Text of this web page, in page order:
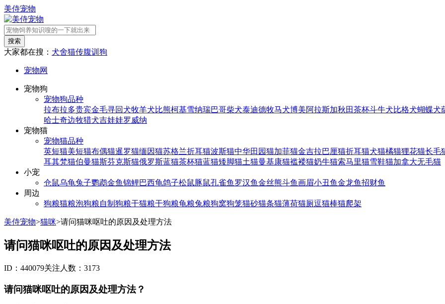
美侍宠物
搜索
大家都在搜： 犬舍猫传腹训狗
宠物网
宠物狗
宠物狗品种
拉布拉多贵宾金毛寻回犬牧羊犬比熊柯基雪纳瑞巴哥柴犬泰迪德牧马犬博美阿拉斯加秋田茶杯斗牛犬比格犬蝴蝶犬
哈士奇边牧猎犬吉娃娃罗威纳
宠物猫
宠物猫品种
英短猫美短猫布偶猫暹罗猫缅因猫苏格兰折耳猫波斯猫中华田园猫加菲猫金吉拉巴厘猫折耳猫犬猫橘猫狸花猫长毛
耳其梵猫伯曼猫斯芬克斯猫俄罗斯蓝猫茶杯猫蓝猫矮脚猫土猫曼基康猫褴褛猫奶牛猫索马里猫雪鞋猫加拿大无毛猫
小宠
仓鼠乌龟兔子鹦鹉金鱼锦鲤巴西龟鸽子松鼠豚鼠孔雀鱼 罗汉鱼金丝熊斗鱼画眉小丑鱼金龙鱼招财鱼
周边
狗粮猫粮泡狗粮自制狗粮干猫粮干狗粮龟粮兔粮狗窝狗笼猫砂猫条猫薄荷猫厕逗猫棒猫爬架
美侍宠物>猫咪>请问猫咪呕吐的原因及处理方法
请问猫咪呕吐的原因及处理方法
ID：440079关注人数：3173
请问猫咪呕吐的原因及处理方法？